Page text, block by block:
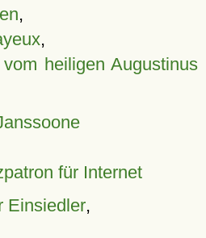
,
,
heiligen Augustinus
für Internet
Einsiedler,